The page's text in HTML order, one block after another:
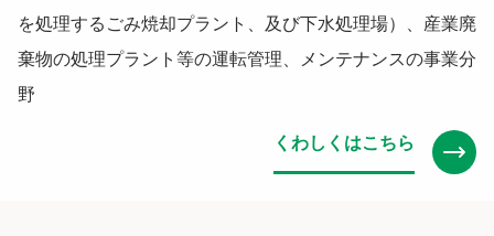
を処理するごみ焼却プラント、及び下水処理場）、産業廃
棄物の処理プラント等の運転管理、メンテナンスの事業分
野
くわしくはこちら